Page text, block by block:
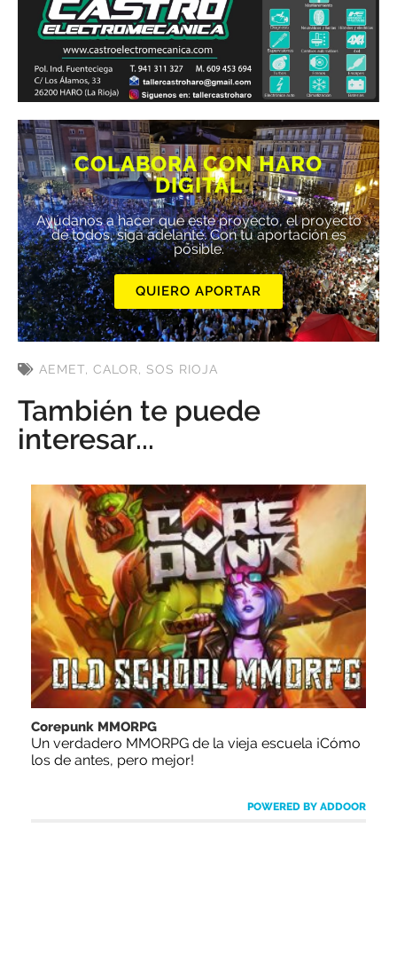
COLABORA CON HARO
DIGITAL
Ayúdanos a hacer que este proyecto, el proyecto
de todos, siga adelante. Con tu aportación es
posible.
QUIERO APORTAR
AEMET, CALOR, SOS RIOJA
También te puede
interesar...
Corepunk MMORPG
Un verdadero MMORPG de la vieja escuela ¡Cómo
los de antes, pero mejor!
POWERED BY ADDOOR